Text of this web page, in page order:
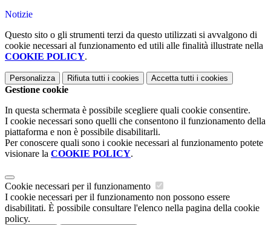
Notizie
Questo sito o gli strumenti terzi da questo utilizzati si avvalgono di
cookie necessari al funzionamento ed utili alle finalità illustrate nella
COOKIE POLICY.
Personalizza Rifiuta tutti i cookies Accetta tutti i cookies
Gestione cookie
In questa schermata è possibile scegliere quali cookie consentire.
I cookie necessari sono quelli che consentono il funzionamento della
piattaforma e non è possibile disabilitarli.
Per conoscere quali sono i cookie necessari al funzionamento potete
visionare la COOKIE POLICY.
Cookie necessari per il funzionamento
I cookie necessari per il funzionamento non possono essere
disabilitati. È possibile consultare l'elenco nella pagina della cookie
policy.